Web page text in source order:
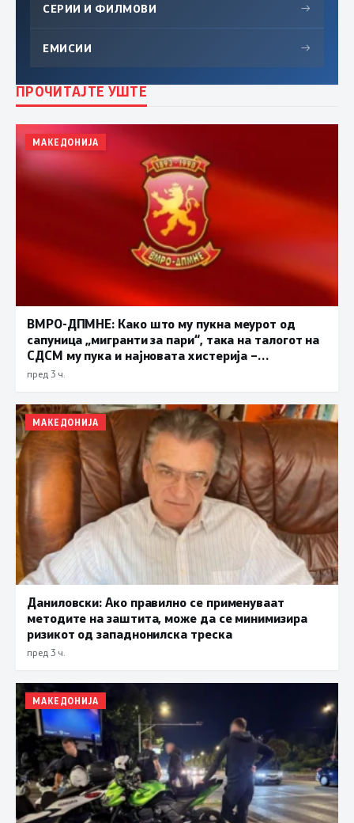
СЕРИИ И ФИЛМОВИ →
ЕМИСИИ →
ПРОЧИТАЈТЕ УШТЕ
МАКЕДОНИЈА
ВМРО-ДПМНЕ: Како што му пукна меурот од
сапуница „мигранти за пари“, така на талогот на
СДСМ му пука и најновата хистерија –
прифаќање на француски предлог
пред 3 ч.
МАКЕДОНИЈА
Даниловски: Ако правилно се применуваат
методите на заштита, може да се минимизира
ризикот од западнонилска треска
пред 3 ч.
МАКЕДОНИЈА